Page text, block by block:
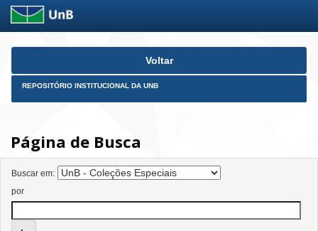
Skip
Voltar
REPOSITÓRIO INSTITUCIONAL DA UNB
Página de Busca
Buscar em:
por